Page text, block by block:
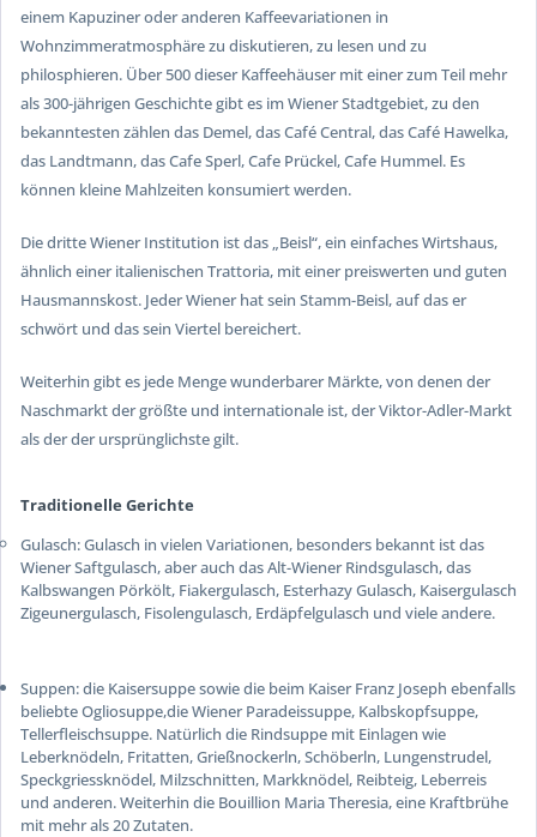
einem Kapuzineroder anderen Kaffeevariationen in
Wohnzimmeratmosphäre zu diskutieren, zu lesen und zu
philosphieren. Über 500 dieser Kaffeehäuser mit einer zum Teil mehr
als 300-jährigen Geschichte gibt es im Wiener Stadtgebiet, zu den
bekanntesten zählen das Demel, das Café Central, das Café Hawelka,
das Landtmann, das Cafe Sperl, Cafe Prückel, Cafe Hummel. Es
können kleine Mahlzeiten konsumiert werden.
Die dritte Wiener Institution ist das „Beisl“, ein einfaches Wirtshaus,
ähnlich einer italienischen Trattoria, mit einer preiswerten und guten
Hausmannskost. Jeder Wiener hat sein Stamm-Beisl, auf das er
schwört und das sein Viertel bereichert.
Weiterhin gibt es jede Menge wunderbarer Märkte, von denen der
Naschmarkt der größte und internationale ist, der Viktor-Adler-Markt
als der der ursprünglichste gilt.
Traditionelle Gerichte
Gulasch: Gulasch in vielen Variationen, besonders bekannt ist das
Wiener Saftgulasch, aber auch das Alt-Wiener Rindsgulasch, das
Kalbswangen Pörkölt, Fiakergulasch, Esterhazy Gulasch, Kaisergulasch
Zigeunergulasch, Fisolengulasch, Erdäpfelgulasch und viele andere.
Suppen: die Kaisersuppe sowie die beim Kaiser Franz Joseph ebenfalls
beliebte Ogliosuppe,die Wiener Paradeissuppe, Kalbskopfsuppe,
Tellerfleischsuppe. Natürlich die Rindsuppe mit Einlagen wie
Leberknödeln, Fritatten, Grießnockerln, Schöberln, Lungenstrudel,
Speckgriessknödel, Milzschnitten, Markknödel, Reibteig, Leberreis
und anderen. Weiterhin die Bouillion Maria Theresia, eine Kraftbrühe
mit mehr als 20 Zutaten.